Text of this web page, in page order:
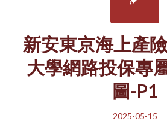
新安東京海上產
大學網路投保專
圖-P1
2025-05-15